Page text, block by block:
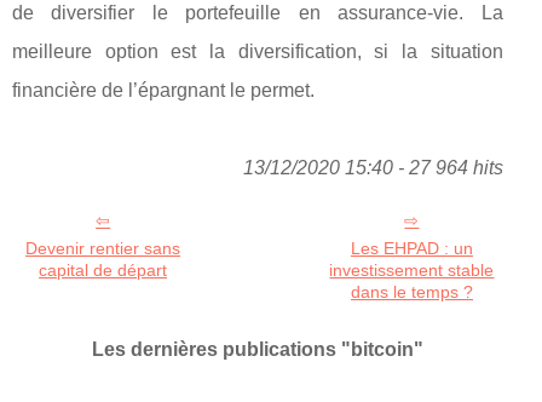
de diversifier le portefeuille en assurance-vie. La
meilleure option est la diversification, si la situation
financière de l’épargnant le permet.
13/12/2020 15:40 - 27 964 hits
Devenir rentier sans
capital de départ
Les EHPAD : un
investissement stable
dans le temps ?
Les dernières publications "bitcoin"